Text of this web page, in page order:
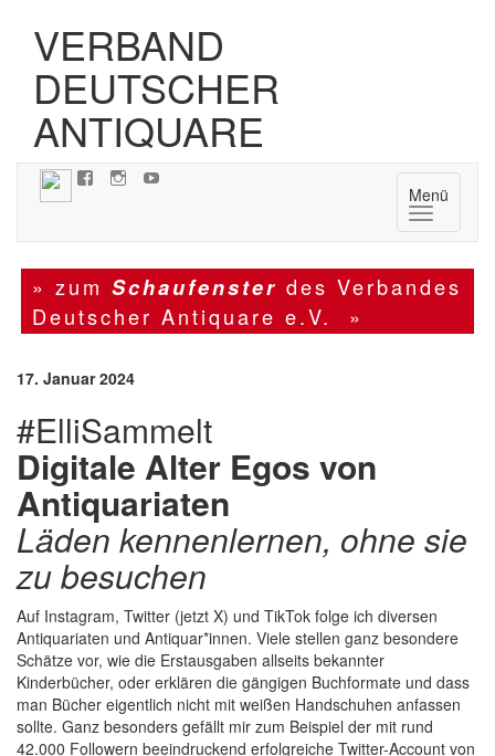
VERBAND
DEUTSCHER
ANTIQUARE
Menü
» zum Schaufenster des Verbandes
Deutscher Antiquare e.V. »
17. Januar 2024
#ElliSammelt
Digitale Alter Egos von
Antiquariaten
Läden kennenlernen, ohne sie
zu besuchen
Auf Instagram, Twitter (jetzt X) und TikTok folge ich diversen
Antiquariaten und Antiquar*innen. Viele stellen ganz besondere
Schätze vor, wie die Erstausgaben allseits bekannter
Kinderbücher, oder erklären die gängigen Buchformate und dass
man Bücher eigentlich nicht mit weißen Handschuhen anfassen
sollte. Ganz besonders gefällt mir zum Beispiel der mit rund
42.000 Followern beeindruckend erfolgreiche Twitter-Account von